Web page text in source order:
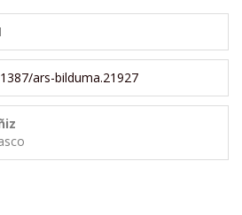
ars-bilduma.21927